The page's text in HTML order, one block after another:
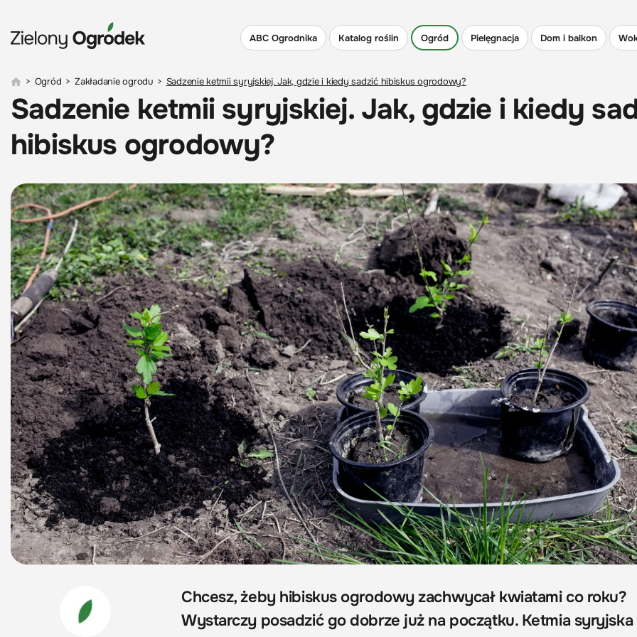
ABC Ogrodnika Katalog roślin Ogród Pielęgnacja Dom i balkon
> Ogród > Zakładanie ogrodu > Sadzenie ketmii syryjskiej. Jak, gdzie i kiedy sadzić hibiskus ogrodowy?
Sadzenie ketmii syryjskiej. Jak, gdzie i kiedy
hibiskus ogrodowy?
Chcesz, żeby hibiskus ogrodowy zachwycał kwiatami co roku?
Wystarczy posadzić go dobrze już na początku. Ketmia